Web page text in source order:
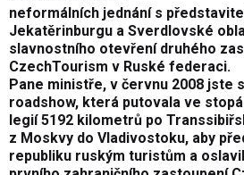
neformálních jednání s
Jekatěrinburgu a Sverdlovské
slavnostního otevření druhého
CzechTourism v Ruské federaci.
Pane ministře, v červnu 2008 jste
roadshow, která putovala ve
legií 5192 kilometrů po
z Moskvy do Vladivostoku, aby
republiku ruským turistům a